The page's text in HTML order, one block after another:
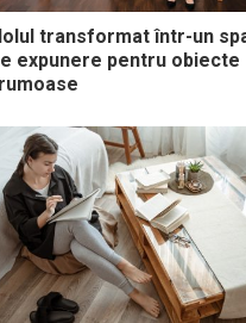
transformat într-un
expunere pentru obiecte